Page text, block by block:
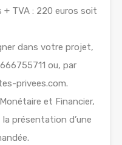
+ TVA : 220 euros soit
dans votre projet,
ou, par
privees.com.
et Financier,
présentation d’une